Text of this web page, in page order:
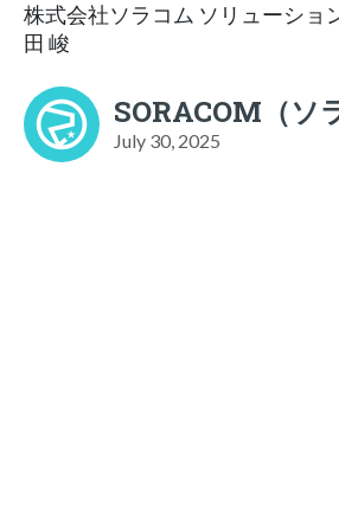
株式会社ソラコム ソリューショ
田 峻
SORACOM（ソ
July 30, 2025